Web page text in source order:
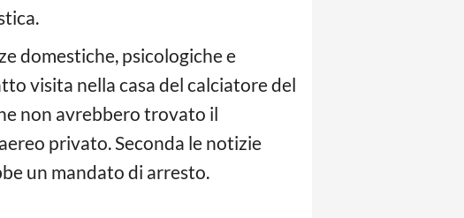
domestiche, psicologiche e
visita nella casa del calciatore del
non avrebbero trovato il
privato. Seconda le notizie
un mandato di arresto.